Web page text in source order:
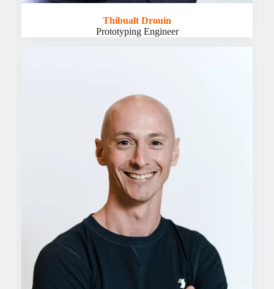
Thibualt Drouin
Prototyping Engineer